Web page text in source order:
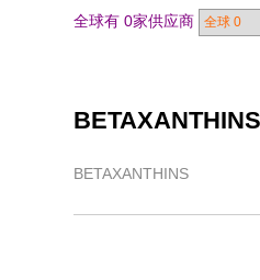
全球有 0家供应商
BETAXANTHINS